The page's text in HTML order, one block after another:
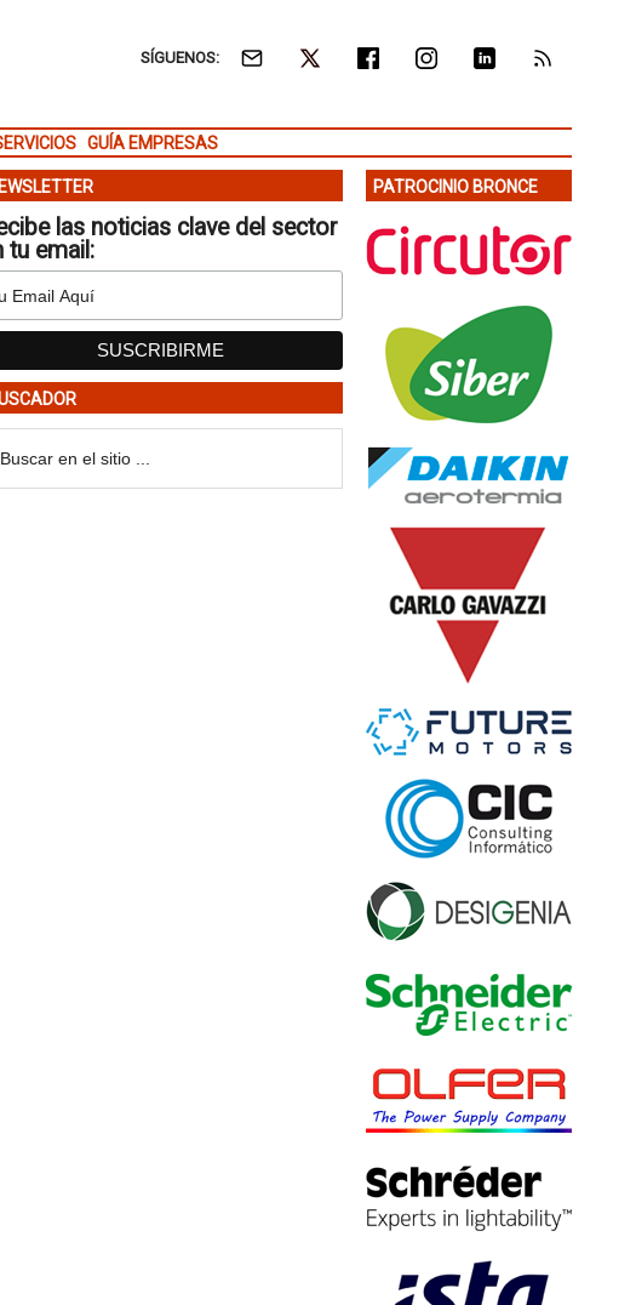
SÍGUENOS:
GUÍA EMPRESAS
las noticias clave del sector
tu email:
PATROCINIO BRONCE